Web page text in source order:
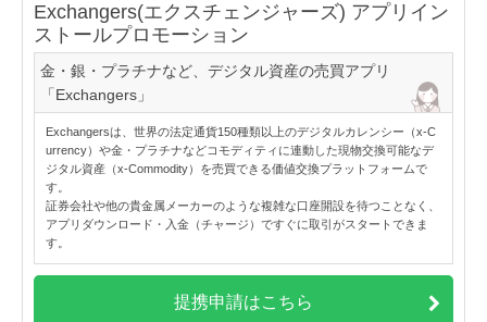
Exchangers(エクスチェンジャーズ) アプリイン
ストールプロモーション
金・銀・プラチナなど、デジタル資産の売買アプリ
「Exchangers」
Exchangersは、世界の法定通貨150種類以上のデジタルカレンシー（x-C
urrency）や金・プラチナなどコモディティに連動した現物交換可能なデ
ジタル資産（x-Commodity）を売買できる価値交換プラットフォームで
す。
証券会社や他の貴金属メーカーのような複雑な口座開設を待つことなく、
アプリダウンロード・入金（チャージ）ですぐに取引がスタートできま
す。
提携申請はこちら